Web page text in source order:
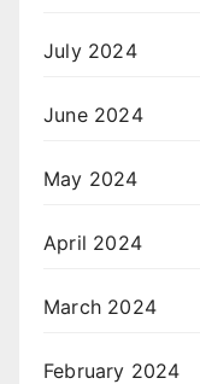
July 2024
June 2024
May 2024
April 2024
March 2024
February 2024